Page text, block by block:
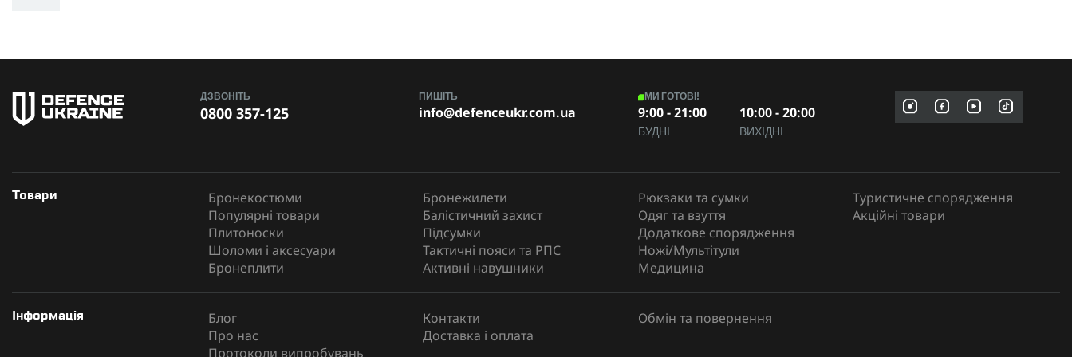
ДЗВОНІТЬ
0800 357-125
ПИШІТЬ
info@defenceukr.com.ua
МИ ГОТОВІ!
9:00 - 21:00
БУДНІ
10:00 - 20:00
ВИХІДНІ
Товари
Бронекостюми
Популярні товари
Плитоноски
Шоломи і аксесуари
Бронеплити
Бронежилети
Балістичний захист
Підсумки
Тактичні пояси та РПС
Активні навушники
Рюкзаки та сумки
Одяг та взуття
Додаткове спорядження
Ножі/Мультітули
Медицина
Туристичне спорядження
Акційні товари
Інформація
Блог
Про нас
Протоколи випробувань
Контакти
Доставка і оплата
Обмін та повернення